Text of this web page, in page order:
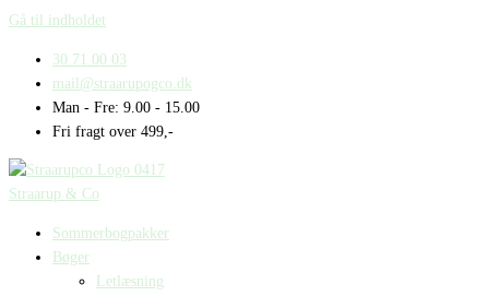
Gå til indholdet
30 71 00 03
mail@straarupogco.dk
Man - Fre: 9.00 - 15.00
Fri fragt over 499,-
Straarup & Co
Sommerbogpakker
Bøger
Letlæsning